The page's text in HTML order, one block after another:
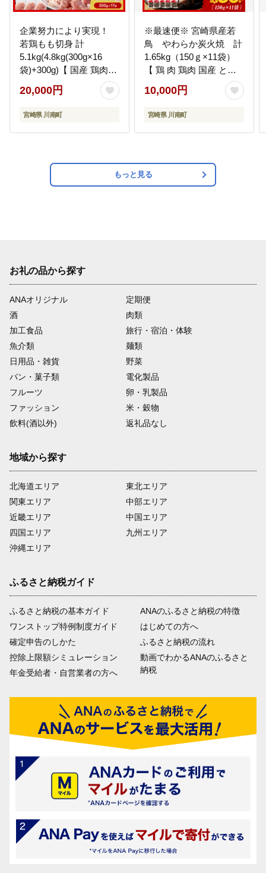
企業努力により実現！
若鶏もも切身 計
5.1kg(4.8kg(300g×16
袋)+300g)【 国産 鶏肉
肉 とり もも肉 モモ
5.1kg からあげ 唐揚げ
チキン南蛮 送料無料 】
20,000円
宮崎県 川南町
※最速便※ 宮崎県産若
鳥 やわらか炭火焼 計
1.65kg（150ｇ×11袋）
【 鶏 肉 鶏肉 国産 とり
九州産 鳥 宮崎県産 小分
け 炭火焼き 】 [C00901-
ss]
10,000円
宮崎県 川南町
もっと見る
お礼の品から探す
ANAオリジナル
定期便
酒
肉類
加工食品
旅行・宿泊・体験
魚介類
麺類
日用品・雑貨
野菜
パン・菓子類
電化製品
フルーツ
卵・乳製品
ファッション
米・穀物
飲料(酒以外)
返礼品なし
地域から探す
北海道エリア
関東エリア
近畿エリア
四国エリア
沖縄エリア
東北エリア
中部エリア
中国エリア
九州エリア
ふるさと納税ガイド
ふるさと納税の基本ガイド
ワンストップ特例制度ガイド
確定申告のしかた
控除上限額シミュレーション
年金受給者・自営業者の方へ
ANAのふるさと納税の特徴
はじめての方へ
ふるさと納税の流れ
動画でわかるANAのふるさと
納税